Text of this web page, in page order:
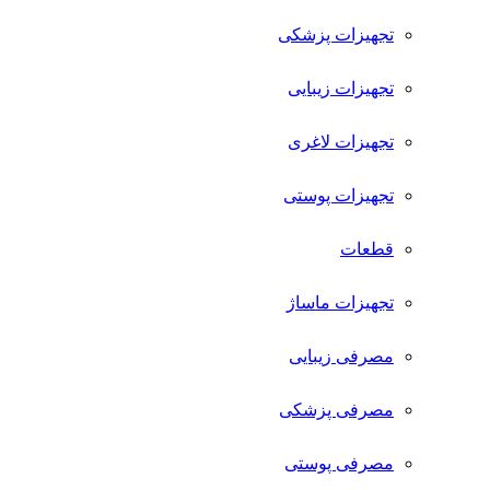
تجهیزات پزشکی
تجهیزات زیبایی
تجهیزات لاغری
تجهیزات پوستی
قطعات
تجهیزات ماساژ
مصرفی زیبایی
مصرفی پزشکی
مصرفی پوستی